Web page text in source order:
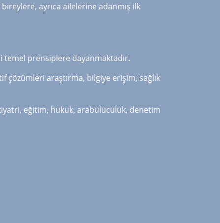
ayrıca ailelerine adanmış ilk
temel prensiplere dayanmaktadır.
çözümleri araştırma, bilgiye erişim, sağlık
eğitim, hukuk, arabuluculuk, denetim